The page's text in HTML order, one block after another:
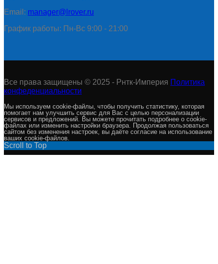
Email: manager@lrover.ru
График работы: Пн-Вс 9:00 - 21:00
Все права защищены © 2025 - Рнтк-Империя Политика
конфеденциальности
Мы используем cookie-файлы, чтобы получить статистику, которая
помогает нам улучшить сервис для Вас с целью персонализации
сервисов и предложений. Вы можете прочитать подробнее о cookie-
файлах или изменить настройки браузера. Продолжая пользоваться
сайтом без изменения настроек, вы даёте согласие на использование
ваших cookie-файлов.
Scroll to Top